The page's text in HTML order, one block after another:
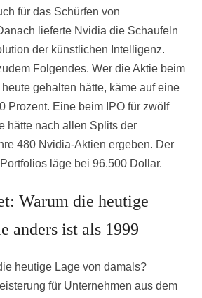
für das Schürfen von
lieferte Nvidia die Schaufeln
der künstlichen Intelligenz.
Folgendes. Wer die Aktie beim
heute gehalten hätte, käme auf eine
Prozent. Eine beim IPO für zwölf
hätte nach allen Splits der
480 Nvidia-Aktien ergeben. Der
läge bei 96.500 Dollar.
Warum die heutige
anders ist als 1999
heutige Lage von damals?
für Unternehmen aus dem